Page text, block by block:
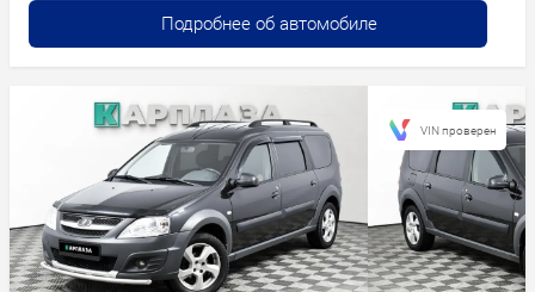
Подробнее об автомобиле
VIN проверен